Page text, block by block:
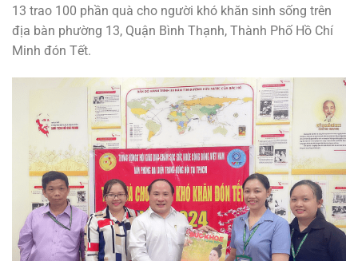
13 trao 100 phần quà cho người khó khăn sinh sống trên
địa bàn phường 13, Quận Bình Thạnh, Thành Phố Hồ Chí
Minh đón Tết.